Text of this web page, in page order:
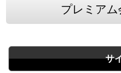
プレミアム
サ